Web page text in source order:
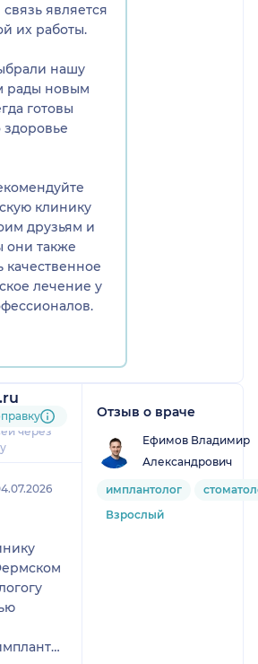
является
их работы.
нашу
рады новым
готовы
здоровье
клинику
друзьям и
они также
качественное
лечение у
через
Отзыв о враче
Ефимов Владимир
Александрович
имплантолог
Взрослый